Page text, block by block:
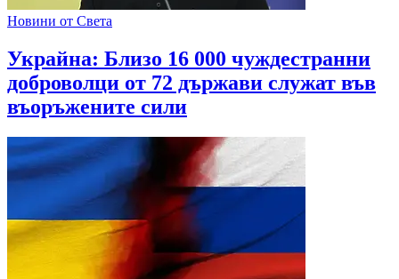
Новини от Света
Украйна: Близо 16 000 чуждестранни
доброволци от 72 държави служат във
въоръжените сили